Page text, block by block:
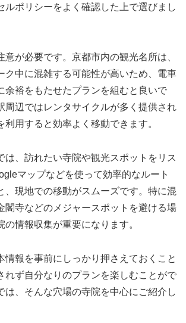
ルポリシーをよく確認した上で選びまし
意が必要です。京都市内の観光名所は、
ク中に混雑する可能性が高いため、電車
余裕をもたせたプランを組むと良いで
周辺ではレンタサイクルが多く提供され
利用すると効率よく移動できます。
は、訪れたい寺院や観光スポットをリス
マップなどを使って効率的なルート
、現地での移動がスムーズです。特に混
閣寺などのメジャースポットを避ける場
の情報収集が重要になります。
情報を事前にしっかり押さえておくこと
れず自分なりのプランを楽しむことがで
は、そんな穴場の寺院を中心にご紹介し